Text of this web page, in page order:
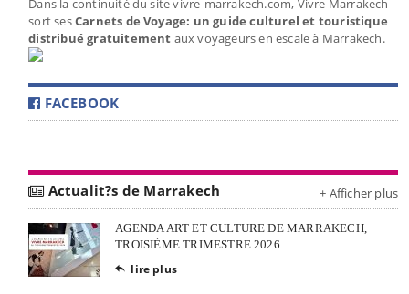
Dans la continuité du site vivre-marrakech.com, Vivre Marrakech
sort sesCarnets de Voyage: un guide culturel et touristique
distribué gratuitement aux voyageurs en escale à Marrakech.
FACEBOOK
Actualit?s de Marrakech + Afficher plus
AGENDA ART ET CULTURE DE MARRAKECH,
TROISIÈME TRIMESTRE 2026
 lire plus